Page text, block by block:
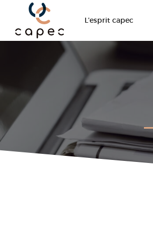
Panneau de gestion des cookies
L’esprit capec